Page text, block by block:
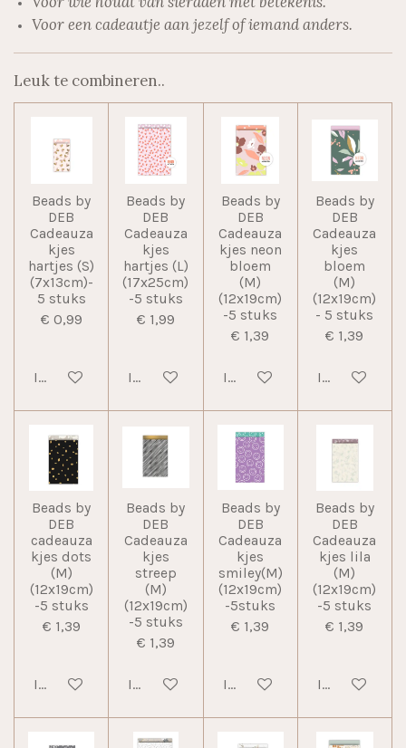
Voor een cadeautje aan jezelf of iemand anders.
Leuk te combineren..
Beads by
DEB
Cadeauza
kjes
hartjes (S)
(7x13cm)-
5 stuks
€ 0,99
In winkelwagen
Beads by
DEB
Cadeauza
kjes
hartjes (L)
(17x25cm)
-5 stuks
€ 1,99
In winkelwagen
Beads by
DEB
Cadeauza
kjes neon
bloem
(M)
(12x19cm)
-5 stuks
€ 1,39
In winkelwagen
Beads by
DEB
Cadeauza
kjes
bloem
(M)
(12x19cm)
- 5 stuks
€ 1,39
In
Beads by
DEB
cadeauza
kjes dots
(M)
(12x19cm)
-5 stuks
€ 1,39
In winkelwagen
Beads by
DEB
Cadeauza
kjes
streep
(M)
(12x19cm)
-5 stuks
€ 1,39
In winkelwagen
Beads by
DEB
Cadeauza
kjes
smiley(M)
(12x19cm)
-5stuks
€ 1,39
In winkelwagen
Beads by
DEB
Cadeauza
kjes lila
(M)
(12x19cm)
-5 stuks
€ 1,39
In